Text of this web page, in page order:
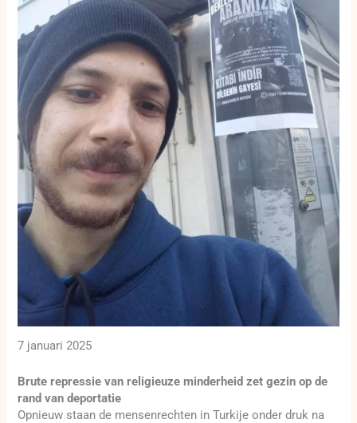
7 januari 2025
Brute repressie van religieuze minderheid zet gezin op de
rand van deportatie
Opnieuw staan de mensenrechten in Turkije onder druk na